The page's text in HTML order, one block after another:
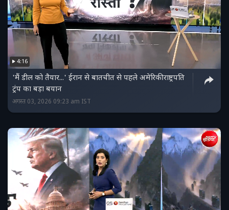
4:16
'मैं डील को तैयार...' ईरान से बातचीत से पहले अमेरिकी राष्ट्रपति
ट्रंप का बड़ा बयान
अगस्त 03, 2026 09:23 am IST